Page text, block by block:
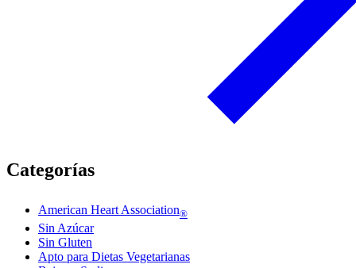
Categorías
American Heart Association®
Sin Azúcar
Sin Gluten
Apto para Dietas Vegetarianas